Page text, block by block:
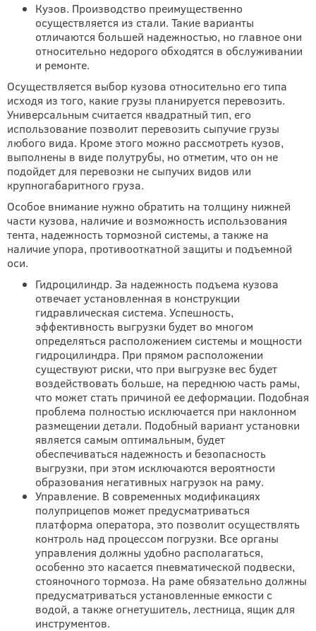
Кузов. Производство преимущественно
осуществляется из стали. Такие варианты
отличаются большей надежностью, но главное они
относительно недорого обходятся в обслуживании
и ремонте.
Осуществляется выбор кузова относительно его типа
исходя из того, какие грузы планируется перевозить.
Универсальным считается квадратный тип, его
использование позволит перевозить сыпучие грузы
любого вида. Кроме этого можно рассмотреть кузов,
выполнены в виде полутрубы, но отметим, что он не
подойдет для перевозки не сыпучих видов или
крупногабаритного груза.
Особое внимание нужно обратить на толщину нижней
части кузова, наличие и возможность использования
тента, надежность тормозной системы, а также на
наличие упора, противооткатной защиты и подъемной
оси.
Гидроцилиндр. За надежность подъема кузова
отвечает установленная в конструкции
гидравлическая система. Успешность,
эффективность выгрузки будет во многом
определяться расположением системы и мощности
гидроцилиндра. При прямом расположении
существуют риски, что при выгрузке вес будет
воздействовать больше, на переднюю часть рамы,
что может стать причиной ее деформации. Подобная
проблема полностью исключается при наклонном
размещении детали. Подобный вариант установки
является самым оптимальным, будет
обеспечиваться надежность и безопасность
выгрузки, при этом исключаются вероятности
образования негативных нагрузок на раму.
Управление. В современных модификациях
полуприцепов может предусматриваться
платформа оператора, это позволит осуществлять
контроль над процессом погрузки. Все органы
управления должны удобно располагаться,
особенно это касается пневматической подвески,
стояночного тормоза. На раме обязательно должны
предусматриваться установленные емкости с
водой, а также огнетушитель, лестница, ящик для
инструментов.